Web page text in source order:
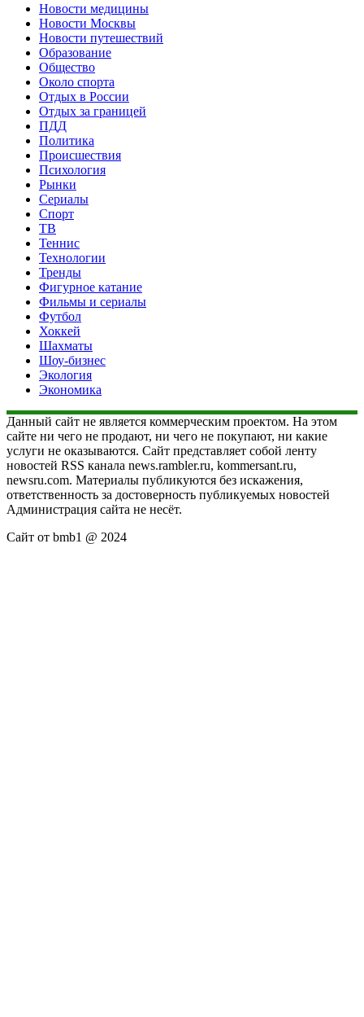
Новости медицины
Новости Москвы
Новости путешествий
Образование
Общество
Около спорта
Отдых в России
Отдых за границей
ПДД
Политика
Происшествия
Психология
Рынки
Сериалы
Спорт
ТВ
Теннис
Технологии
Тренды
Фигурное катание
Фильмы и сериалы
Футбол
Хоккей
Шахматы
Шоу-бизнес
Экология
Экономика
Данный сайт не является коммерческим проектом. На этом
сайте ни чего не продают, ни чего не покупают, ни какие
услуги не оказываются. Сайт представляет собой ленту
новостей RSS канала news.rambler.ru, kommersant.ru,
newsru.com. Материалы публикуются без искажения,
ответственность за достоверность публикуемых новостей
Администрация сайта не несёт.
Сайт от bmb1 @ 2024